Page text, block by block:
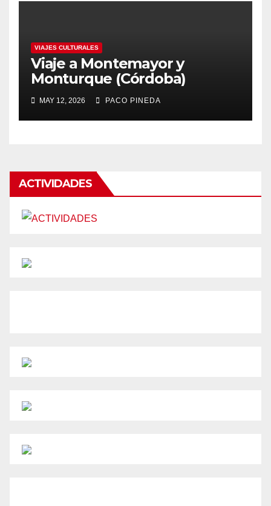
VIAJES CULTURALES
Viaje a Montemayor y
Monturque (Córdoba)
MAY 12, 2026 PACO PINEDA
ACTIVIDADES